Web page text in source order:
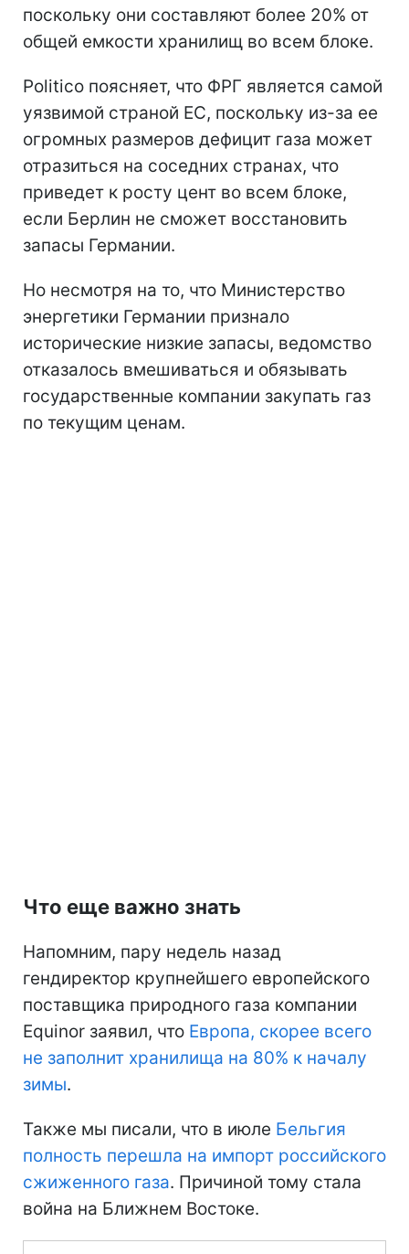
поскольку они составляют более 20% от
общей емкости хранилищ во всем блоке.
Politico поясняет, что ФРГ является самой
уязвимой страной ЕС, поскольку из-за ее
огромных размеров дефицит газа может
отразиться на соседних странах, что
приведет к росту цент во всем блоке,
если Берлин не сможет восстановить
запасы Германии.
Но несмотря на то, что Министерство
энергетики Германии признало
исторические низкие запасы, ведомство
отказалось вмешиваться и обязывать
государственные компании закупать газ
по текущим ценам.
Что еще важно знать
Напомним, пару недель назад
гендиректор крупнейшего европейского
поставщика природного газа компании
Equinor заявил, что Европа, скорее всего
не заполнит хранилища на 80% к началу
зимы.
Также мы писали, что в июле Бельгия
полность перешла на импорт российского
сжиженного газа. Причиной тому стала
война на Ближнем Востоке.